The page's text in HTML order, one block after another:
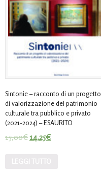
Sintonie – racconto di un progetto
di valorizzazione del patrimonio
culturale tra pubblico e privato
(2021-2024) – ESAURITO
15,00€14,25€